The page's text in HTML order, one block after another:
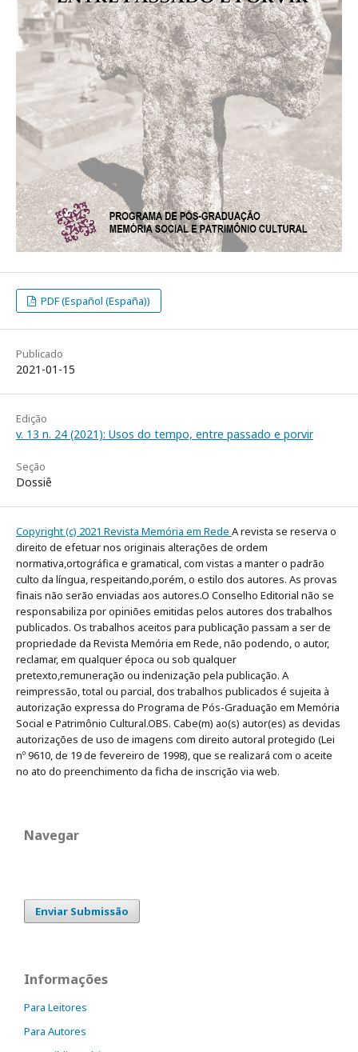
PDF (Español (España))
Publicado
2021-01-15
Edição
v. 13 n. 24 (2021): Usos do tempo, entre passado e porvir
Seção
Dossiê
Copyright (c) 2021 Revista Memória em Rede A revista se reserva o
direito de efetuar nos originais alterações de ordem
normativa,ortográfica e gramatical, com vistas a manter o padrão
culto da língua, respeitando,porém, o estilo dos autores. As provas
finais não serão enviadas aos autores.O Conselho Editorial não se
responsabiliza por opiniões emitidas pelos autores dos trabalhos
publicados. Os trabalhos aceitos para publicação passam a ser de
propriedade da Revista Memória em Rede, não podendo, o autor,
reclamar, em qualquer época ou sob qualquer
pretexto,remuneração ou indenização pela publicação. A
reimpressão, total ou parcial, dos trabalhos publicados é sujeita à
autorização expressa do Programa de Pós-Graduação em Memória
Social e Patrimônio Cultural.OBS. Cabe(m) ao(s) autor(es) as devidas
autorizações de uso de imagens com direito autoral protegido (Lei
nº 9610, de 19 de fevereiro de 1998), que se realizará com o aceite
no ato do preenchimento da ficha de inscrição via web.
Navegar
Enviar Submissão
Informações
Para Leitores
Para Autores